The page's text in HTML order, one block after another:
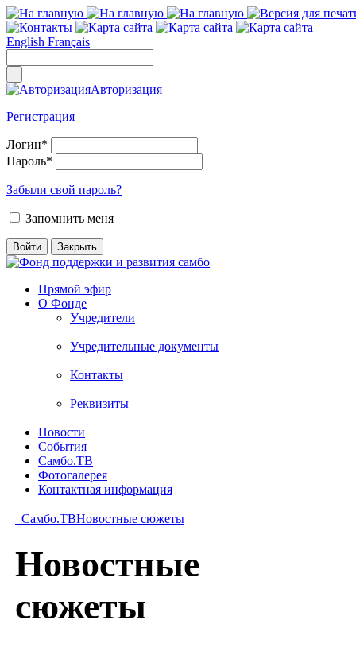
English Français
Авторизация
Регистрация
Логин*
Пароль*
Забыли свой пароль?
Запомнить меня
Прямой эфир
О Фонде
Учредители
Учредительные документы
Контакты
Реквизиты
Новости
События
Самбо.ТВ
Фотогалерея
Контактная информация
Самбо.ТВНовостные сюжеты
Новостные
сюжеты